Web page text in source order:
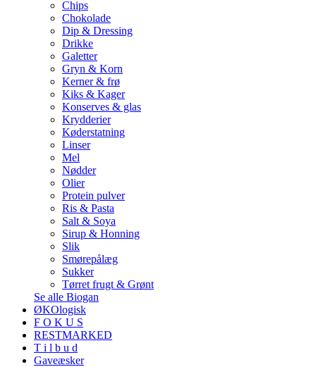
Chips
Chokolade
Dip & Dressing
Drikke
Galetter
Gryn & Korn
Kerner & frø
Kiks & Kager
Konserves & glas
Krydderier
Køderstatning
Linser
Mel
Nødder
Olier
Protein pulver
Ris & Pasta
Salt & Soya
Sirup & Honning
Slik
Smørepålæg
Sukker
Tørret frugt & Grønt
Se alle Biogan
ØKOlogisk
F O K U S
RESTMARKED
T i l b u d
Gaveæsker